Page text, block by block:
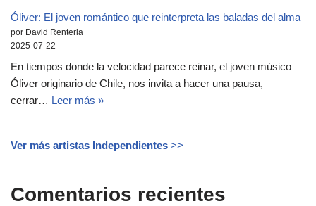
Óliver: El joven romántico que reinterpreta las baladas del alma
por David Renteria
2025-07-22
En tiempos donde la velocidad parece reinar, el joven músico
Óliver originario de Chile, nos invita a hacer una pausa,
cerrar… Leer más »
Ver más artistas Independientes >>
Comentarios recientes